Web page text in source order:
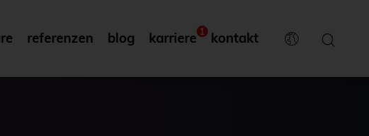
referenzen blog karriere 1 kontakt